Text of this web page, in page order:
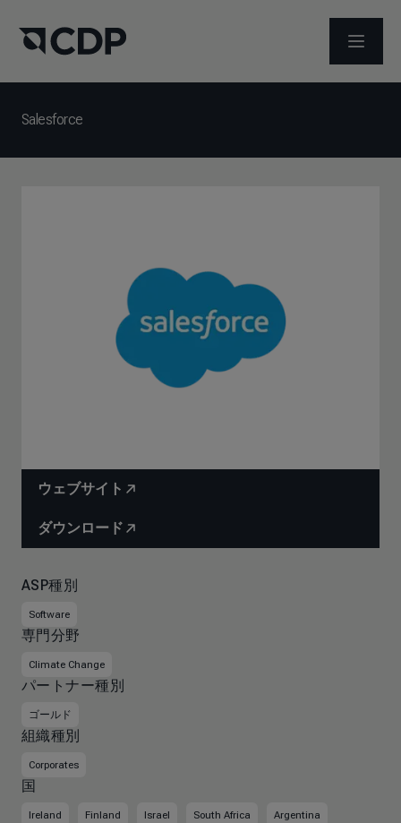
メニュ
Salesforce
ウェブサイト
ダウンロード
ASP種別
Software
専門分野
Climate Change
パートナー種別
ゴールド
組織種別
Corporates
国
Ireland Finland Israel South Africa Argentina